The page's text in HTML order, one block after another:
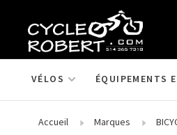
VÉLOS ÉQUIPEMENTS
Accueil Marques